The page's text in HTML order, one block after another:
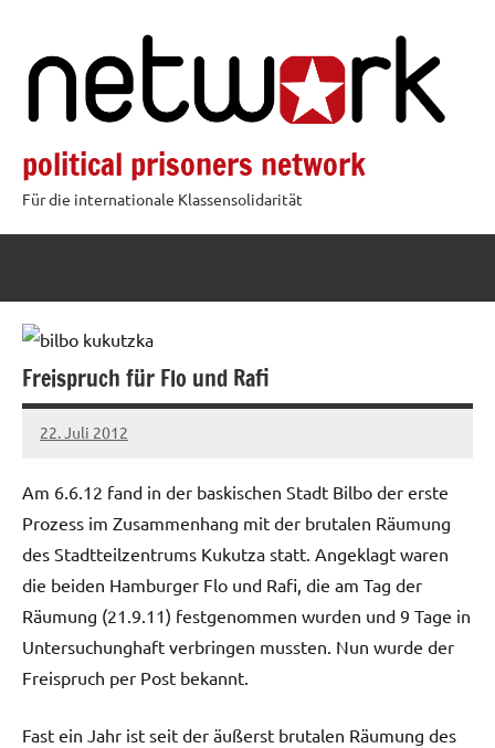
springen
political prisoners network
Für die internationale Klassensolidarität
Freispruch für Flo und Rafi
22. Juli 2012
admin
Am 6.6.12 fand in der baskischen Stadt Bilbo der erste
Prozess im Zusammenhang mit der brutalen Räumung
des Stadtteilzentrums Kukutza statt. Angeklagt waren
die beiden Hamburger Flo und Rafi, die am Tag der
Räumung (21.9.11) festgenommen wurden und 9 Tage in
Untersuchunghaft verbringen mussten. Nun wurde der
Freispruch per Post bekannt.
Fast ein Jahr ist seit der äußerst brutalen Räumung des